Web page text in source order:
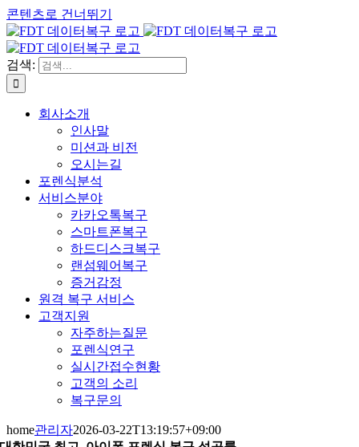
콘텐츠로 건너뛰기
검색:
회사소개
인사말
미션과 비전
오시는길
포렌식분석
서비스분야
카카오톡복구
스마트폰복구
하드디스크복구
랜섬웨어복구
증거감정
원격 복구 서비스
고객지원
자주하는질문
포렌식연구
실시간접수현황
고객의 소리
복구문의
home관리자2026-03-22T13:19:57+09:00